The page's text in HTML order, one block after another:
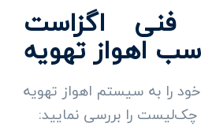
فنی اگزاست
اهواز تهویه
را به سیستم اهواز تهویه
را بررسی نمایید: